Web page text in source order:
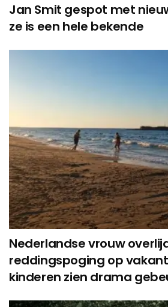
Jan Smit gespot met
ze is een hele bekende
Nederlandse vrouw
reddingspoging op
kinderen zien drama